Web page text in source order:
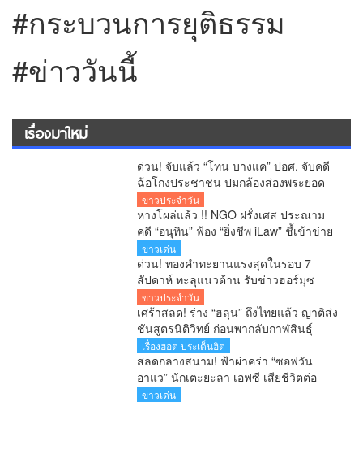
#กระบวนการยุติธรรม
#ข่าววันนี้
เรื่องมาใหม่
ด่วน! จับแล้ว “โทน บางแค” ปอศ. จับคดี
ฉ้อโกงประชาชน ปมกล้องส่องพระยอด
จองเกือบ 20 ล้านบาท
ข่าวประจำวัน
หางโผล่แล้ว !! NGO ฝรั่งเศส ประณาม
คดี “อนุทิน” ฟ้อง “ยิ่งชีพ iLaw” ชี้เข้าข่าย
SLAPP งง มาก จี้ไทยยกเลิกโทษอาญา
หมิ่นประมาท
ข่าวเด่น
ด่วน! ทองคำทะยานแรงสุดในรอบ 7
สัปดาห์ ทะลุแนวต้าน รับข่าวฮอร์มุซ
คลี่คลาย
ข่าวประจำวัน
เศร้าสลด! ร่าง “ฮลุน” ถึงไทยแล้ว ญาติส่ง
ชันสูตรนิติวิทย์ ก่อนพากลับกาฬสินธุ์
เรื่องฮอต ประเด็นฮิต
สลดกลางสนาม! ฟ้าผ่าคร่า “ซอฟวัน
อาแว” นักเตะยะลา เอฟซี เสียชีวิตต่อ
หน้าแฟนบอล
ข่าวเด่น